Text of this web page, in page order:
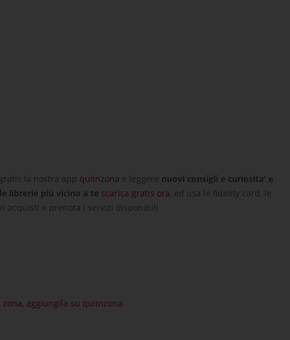
la nostra app quiinzona e leggere nuovi consigli e curiosita' e
librerie più vicino a te scarica gratis ora, ed usa le fidelity card, le
acquisti e prenota i servizi disponibili
aggiungila su quiinzona